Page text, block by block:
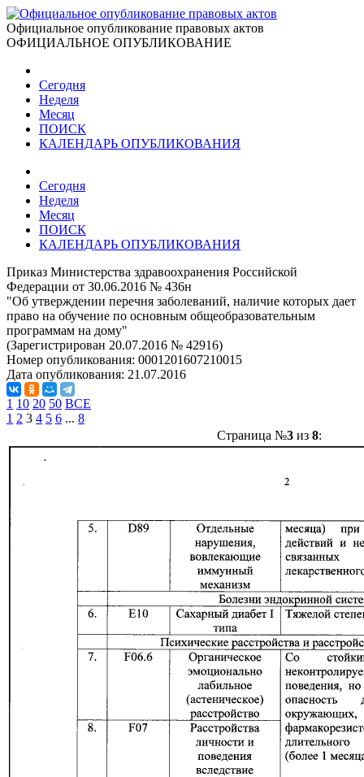
Официальное опубликование правовых актов
ОФИЦИАЛЬНОЕ ОПУБЛИКОВАНИЕ
Сегодня
Неделя
Месяц
ПОИСК
КАЛЕНДАРЬ ОПУБЛИКОВАНИЯ
Сегодня
Неделя
Месяц
ПОИСК
КАЛЕНДАРЬ ОПУБЛИКОВАНИЯ
Приказ Министерства здравоохранения Российской
Федерации от 30.06.2016 № 436н
"Об утверждении перечня заболеваний, наличие которых дает
право на обучение по основным общеобразовательным
программам на дому"
(Зарегистрирован 20.07.2016 № 42916)
Номер опубликования: 0001201607210015
Дата опубликования: 21.07.2016
1 10 20 50 ВСЕ
1 2 3 4 5 6 ... 8
Страница №3из 8: